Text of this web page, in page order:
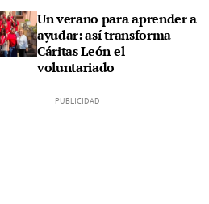
Un verano para aprender a
ayudar: así transforma
Cáritas León el
voluntariado